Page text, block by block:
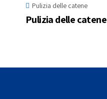
Pulizia delle catene
Pulizia delle catene